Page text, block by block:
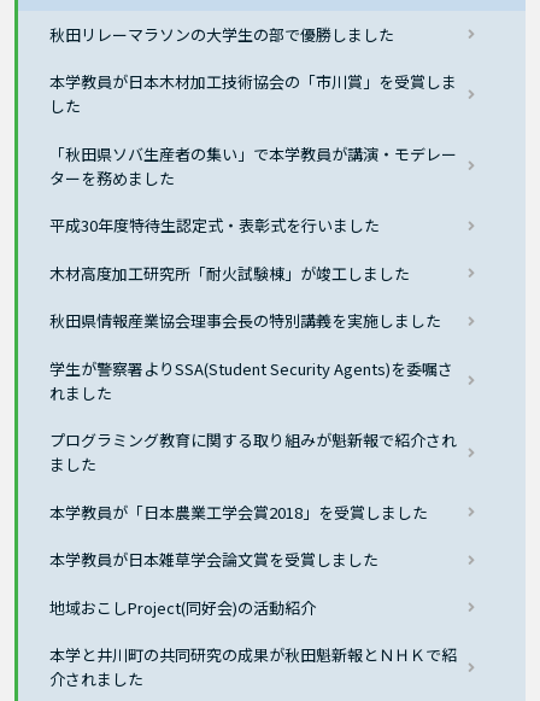
秋田リレーマラソンの大学生の部で優勝しました
本学教員が日本木材加工技術協会の「市川賞」を受賞しま
した
「秋田県ソバ生産者の集い」で本学教員が講演・モデレー
ターを務めました
平成30年度特待生認定式・表彰式を行いました
木材高度加工研究所「耐火試験棟」が竣工しました
秋田県情報産業協会理事会長の特別講義を実施しました
学生が警察署よりSSA(Student Security Agents)を委嘱さ
れました
プログラミング教育に関する取り組みが魁新報で紹介され
ました
本学教員が「日本農業工学会賞2018」を受賞しました
本学教員が日本雑草学会論文賞を受賞しました
地域おこしProject(同好会)の活動紹介
本学と井川町の共同研究の成果が秋田魁新報とＮＨＫで紹
介されました